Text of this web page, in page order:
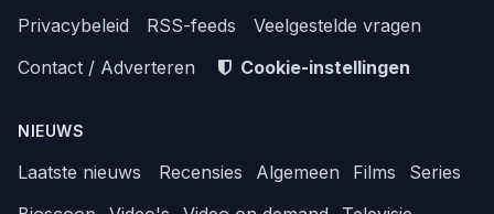
Privacybeleid
RSS-feeds
Veelgestelde vragen
Contact / Adverteren
Cookie-instellingen
NIEUWS
Laatste nieuws Recensies Algemeen Films
Series